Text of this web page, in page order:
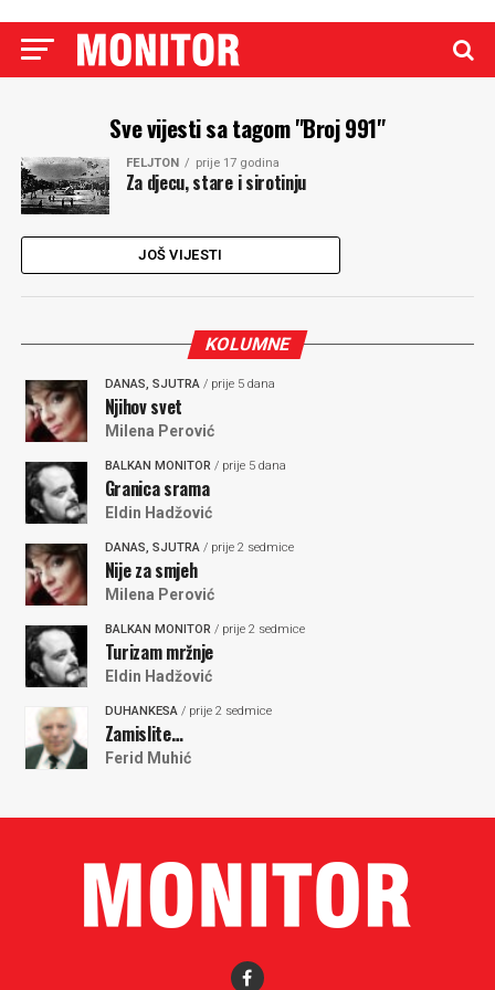
Sve vijesti sa tagom "Broj 991"
FELJTON prije 17 godina
Za djecu, stare i sirotinju
JOŠ VIJESTI
KOLUMNE
DANAS, SJUTRA/ prije 5 dana
Njihov svet
Milena Perović
BALKAN MONITOR/ prije 5 dana
Granica srama
Eldin Hadžović
DANAS, SJUTRA/ prije 2 sedmice
Nije za smjeh
Milena Perović
BALKAN MONITOR/ prije 2 sedmice
Turizam mržnje
Eldin Hadžović
DUHANKESA/ prije 2 sedmice
Zamislite…
Ferid Muhić